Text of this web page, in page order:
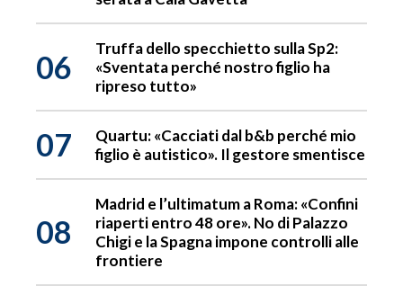
06
Truffa dello specchietto sulla Sp2:
«Sventata perché nostro figlio ha
ripreso tutto»
07
Quartu: «Cacciati dal b&b perché mio
figlio è autistico». Il gestore smentisce
08
Madrid e l’ultimatum a Roma: «Confini
riaperti entro 48 ore». No di Palazzo
Chigi e la Spagna impone controlli alle
frontiere